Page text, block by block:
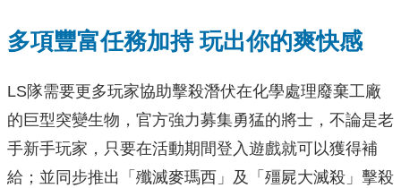
多項豐富任務加持 玩出你的爽快感
LS隊需要更多玩家協助擊殺潛伏在化學處理廢棄工廠
的巨型突變生物，官方強力募集勇猛的將士，不論是老
手新手玩家，只要在活動期間登入遊戲就可以獲得補
給；並同步推出「殲滅麥瑪西」及「殭屍大滅殺」擊殺